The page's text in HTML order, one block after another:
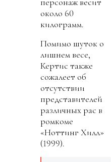
около 60
килограмм.
Помимо шуток о
лишнем весе,
Кертис также
сожалеет об
отсутствии
представителей
различных рас в
ромкоме
«Ноттинг Хилл»
(1999).